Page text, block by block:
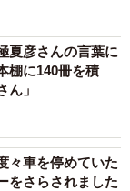
夏彦さんの言葉に
棚に140冊を積
」
々車を停めていた
をさらされました